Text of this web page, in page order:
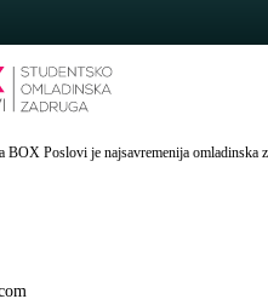
BOX Poslovi je najsavremenija omladinska